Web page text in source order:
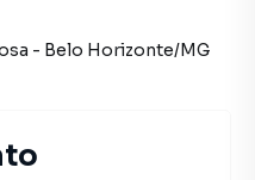
- Belo Horizonte/MG